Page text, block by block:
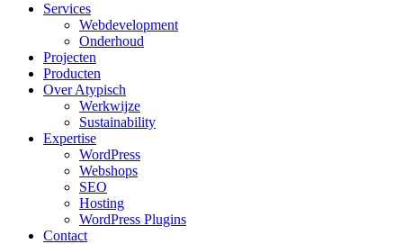
Services
Webdevelopment
Onderhoud
Projecten
Producten
Over Atypisch
Werkwijze
Sustainability
Expertise
WordPress
Webshops
SEO
Hosting
WordPress Plugins
Contact